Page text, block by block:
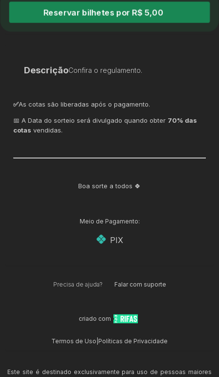
Reservar bilhetes por R$ 5,00
DescriçãoConfira o regulamento.
✅As cotas são liberadas após o pagamento.
📅 A Data do sorteio será divulgado quando obter 70% das
cotas vendidas.
Boa sorte a todos 🍀
Meio de Pagamento:
PIX
Precisa de ajuda? Falar com suporte
criado com
Termos de Uso Políticas de Privacidade
Este site é destinado exclusivamente para uso de pessoas maiores